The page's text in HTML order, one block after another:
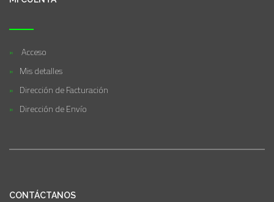
Acceso
Mis detalles
Dirección de Facturación
Dirección de Envío
CONTÁCTANOS